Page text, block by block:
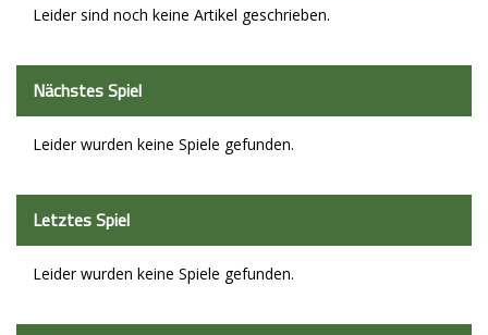
Leider sind noch keine Artikel geschrieben.
Nächstes Spiel
Leider wurden keine Spiele gefunden.
Letztes Spiel
Leider wurden keine Spiele gefunden.